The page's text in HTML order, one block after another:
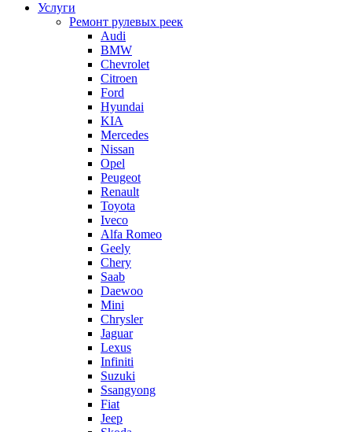
Услуги
Ремонт рулевых реек
Audi
BMW
Chevrolet
Citroen
Ford
Hyundai
KIA
Mercedes
Nissan
Opel
Peugeot
Renault
Toyota
Iveco
Alfa Romeo
Geely
Chery
Saab
Daewoo
Mini
Chrysler
Jaguar
Lexus
Infiniti
Suzuki
Ssangyong
Fiat
Jeep